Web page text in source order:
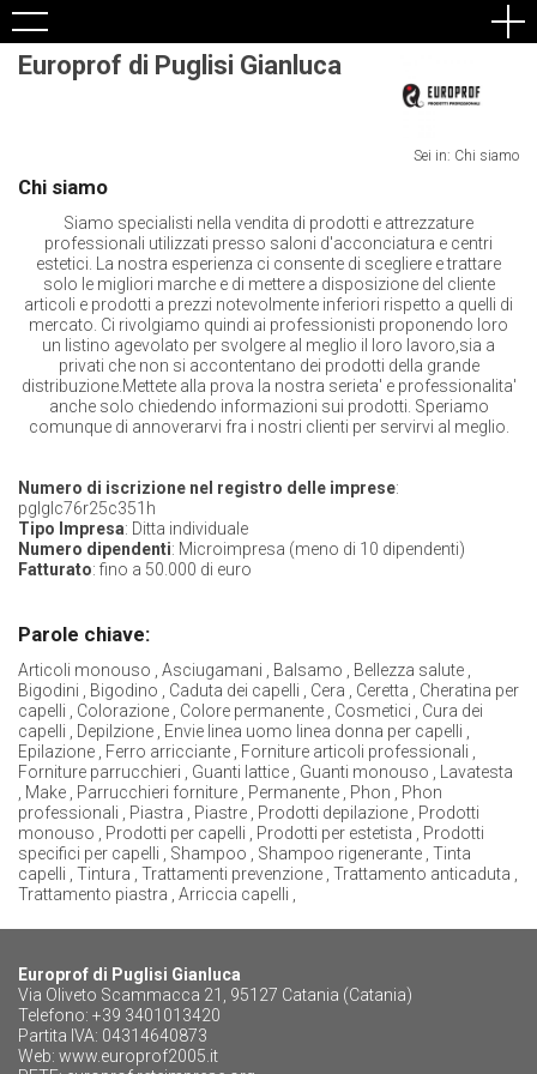
Europrof di Puglisi Gianluca
Sei in: Chi siamo
Chi siamo
Siamo specialisti nella vendita di prodotti e attrezzature
professionali utilizzati presso saloni d'acconciatura e centri
estetici. La nostra esperienza ci consente di scegliere e trattare
solo le migliori marche e di mettere a disposizione del cliente
articoli e prodotti a prezzi notevolmente inferiori rispetto a quelli di
mercato. Ci rivolgiamo quindi ai professionisti proponendo loro
un listino agevolato per svolgere al meglio il loro lavoro,sia a
privati che non si accontentano dei prodotti della grande
distribuzione.Mettete alla prova la nostra serieta' e professionalita'
anche solo chiedendo informazioni sui prodotti. Speriamo
comunque di annoverarvi fra i nostri clienti per servirvi al meglio.
Numero di iscrizione nel registro delle imprese:
pglglc76r25c351h
Tipo Impresa: Ditta individuale
Numero dipendenti: Microimpresa (meno di 10 dipendenti)
Fatturato: fino a 50.000 di euro
Parole chiave:
Articoli monouso , Asciugamani , Balsamo , Bellezza salute ,
Bigodini , Bigodino , Caduta dei capelli , Cera , Ceretta , Cheratina per
capelli , Colorazione , Colore permanente , Cosmetici , Cura dei
capelli , Depilzione , Envie linea uomo linea donna per capelli ,
Epilazione , Ferro arricciante , Forniture articoli professionali ,
Forniture parrucchieri , Guanti lattice , Guanti monouso , Lavatesta
, Make , Parrucchieri forniture , Permanente , Phon , Phon
professionali , Piastra , Piastre , Prodotti depilazione , Prodotti
monouso , Prodotti per capelli , Prodotti per estetista , Prodotti
specifici per capelli , Shampoo , Shampoo rigenerante , Tinta
capelli , Tintura , Trattamenti prevenzione , Trattamento anticaduta ,
Trattamento piastra , Arriccia capelli ,
Europrof di Puglisi Gianluca
Via Oliveto Scammacca 21, 95127 Catania (Catania)
Telefono: +39 3401013420
Partita IVA: 04314640873
Web: www.europrof2005.it